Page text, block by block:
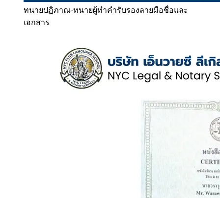
ทนายปฏิภาณ·ทนายผู้ทำคำรับรองลายมือชื่อและ
เอกสาร